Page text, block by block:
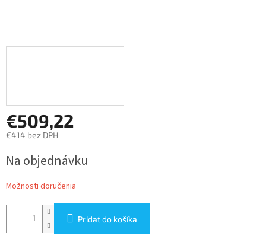
€509,22
€414 bez DPH
cena:
Na objednávku
Možnosti doručenia
Pridať do košíka